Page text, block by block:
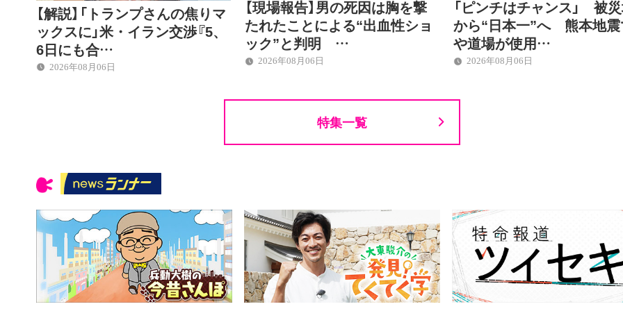
【解説】「トランプさんの焦りマ
ックスに」米・イラン交渉『5、
6日にも合…
2026年08月06日
【現場報告】男の死因は胸を撃
たれたことによる“出血性ショ
ック”と判明 …
2026年08月06日
「ピンチはチャンス」 被
から“日本一”へ 熊本地
や道場が使用…
2026年08月06日
特集一覧